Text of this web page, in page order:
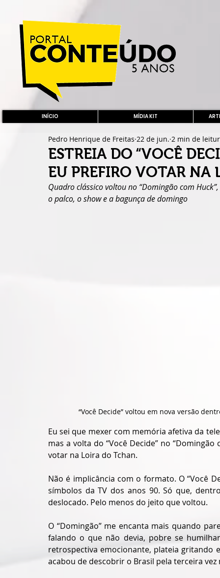
INÍCIO MÍDIA KIT
ESTREIA DO “VOCÊ
EU PREFIRO VOTAR
Pedro Henrique de Freitas 22 de jun. 2 min de
Quadro clássico voltou no “Domingão com
o palco, o show e a bagunça de domingo
“Você Decide” voltou em nova versão
Eu sei que mexer com memória afetiva da
mas a volta do “Você Decide” no
votar na Loira do Tchan.
Não é implicância com o formato. O “Você
símbolos da TV dos anos 90. Só que,
deslocado. Pelo menos do jeito que voltou.
O “Domingão” me encanta mais quando
falando o que não devia, pobre se
retrospectiva emocionante, plateia gritando
acabou de descobrir o Brasil pela terceira vez